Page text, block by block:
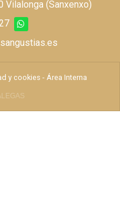
Vilalonga (Sanxenxo)
y cookies - Área Interna